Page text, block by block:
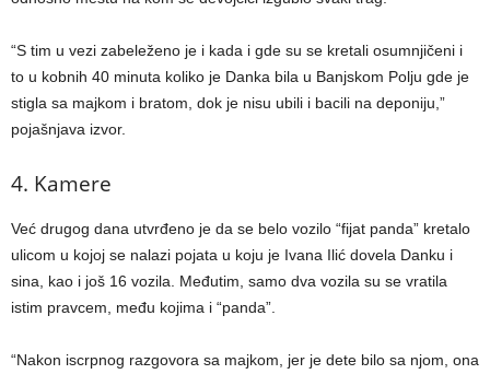
“S tim u vezi zabeleženo je i kada i gde su se kretali osumnjičeni i
to u kobnih 40 minuta koliko je Danka bila u Banjskom Polju gde je
stigla sa majkom i bratom, dok je nisu ubili i bacili na deponiju,”
pojašnjava izvor.
4. Kamere
Već drugog dana utvrđeno je da se belo vozilo “fijat panda” kretalo
ulicom u kojoj se nalazi pojata u koju je Ivana Ilić dovela Danku i
sina, kao i još 16 vozila. Međutim, samo dva vozila su se vratila
istim pravcem, među kojima i “panda”.
“Nakon iscrpnog razgovora sa majkom, jer je dete bilo sa njom, ona